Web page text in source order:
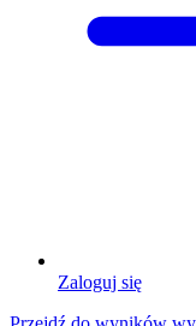
Zaloguj się